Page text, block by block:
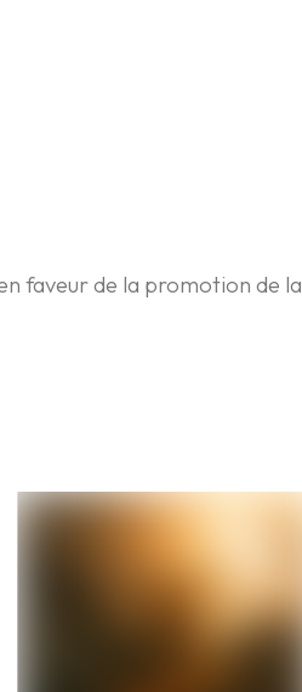
faveur de la promotion de la